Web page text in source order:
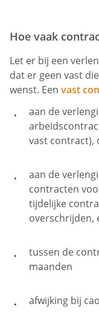
Hoe vaak
Let er bij een
dat er geen vast
wenst. Een vast
aan de
vast contract),
aan de
contracten
tijdelijke
overschrijden,
tussen de
maanden
afwijking bij